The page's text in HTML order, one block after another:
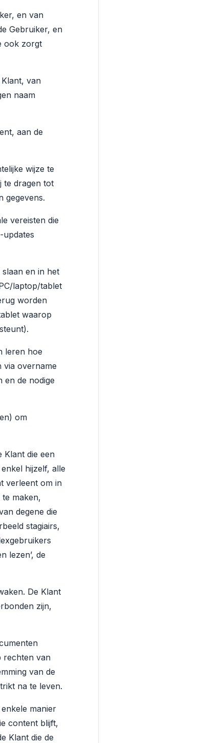
en van
Gebruiker, en
ook zorgt
van
naam
aan de
wijze te
te dragen tot
gegevens.
vereisten die
updates
en in het
laptop/tablet
worden
waarop
leren hoe
via overname
en de nodige
om
Klant die een
hijzelf, alle
verleent om in
maken,
degene die
stagiairs,
lezen’, de
De Klant
zijn,
rechten van
van de
na te leven.
manier
content blijft,
Klant die de